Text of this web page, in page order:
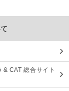
& CAT 総合サイト